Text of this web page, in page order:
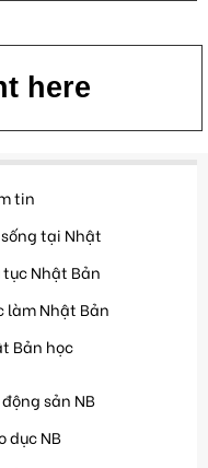
here
tin
tại Nhật
tục Nhật Bản
làm Nhật Bản
Bản học
sản NB
dục NB